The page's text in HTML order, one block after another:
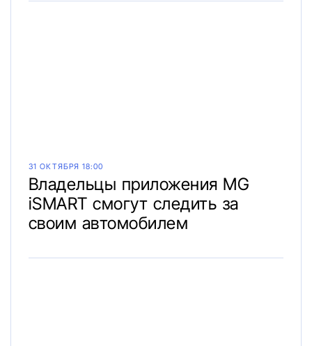
31 ОКТЯБРЯ 18:00
Владельцы приложения MG
iSMART смогут следить за
своим автомобилем